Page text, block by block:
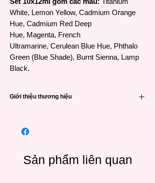
White, Lemon Yellow, Cadmium Orange
Hue, Cadmium Red Deep
Hue, Magenta, French
Ultramarine, Cerulean Blue Hue, Phthalo
Green (Blue Shade), Burnt Sienna, Lamp
Black.
Giới thiệu thương hiệu
hàng đầu đến từ Anh Quốc và có lịch sử rất
1832 khi William Winsor kết hợp giữa công
nghệ khoa học và sáng tạo nghệ thuật vào
Sản phẩm liên quan